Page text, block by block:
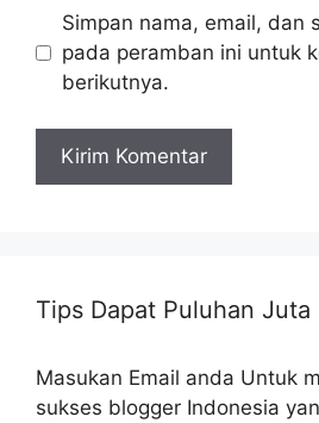
Simpan nama, email, dan
pada peramban ini untuk
berikutnya.
Tips Dapat Puluhan Juta
Masukan Email anda Untuk
sukses blogger Indonesia